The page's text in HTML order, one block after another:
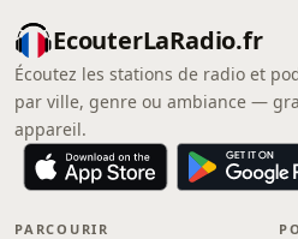
EcouterLaRadio.fr
Écoutez les stations de radio et
par ville, genre ou ambiance —
appareil.
PARCOURIR